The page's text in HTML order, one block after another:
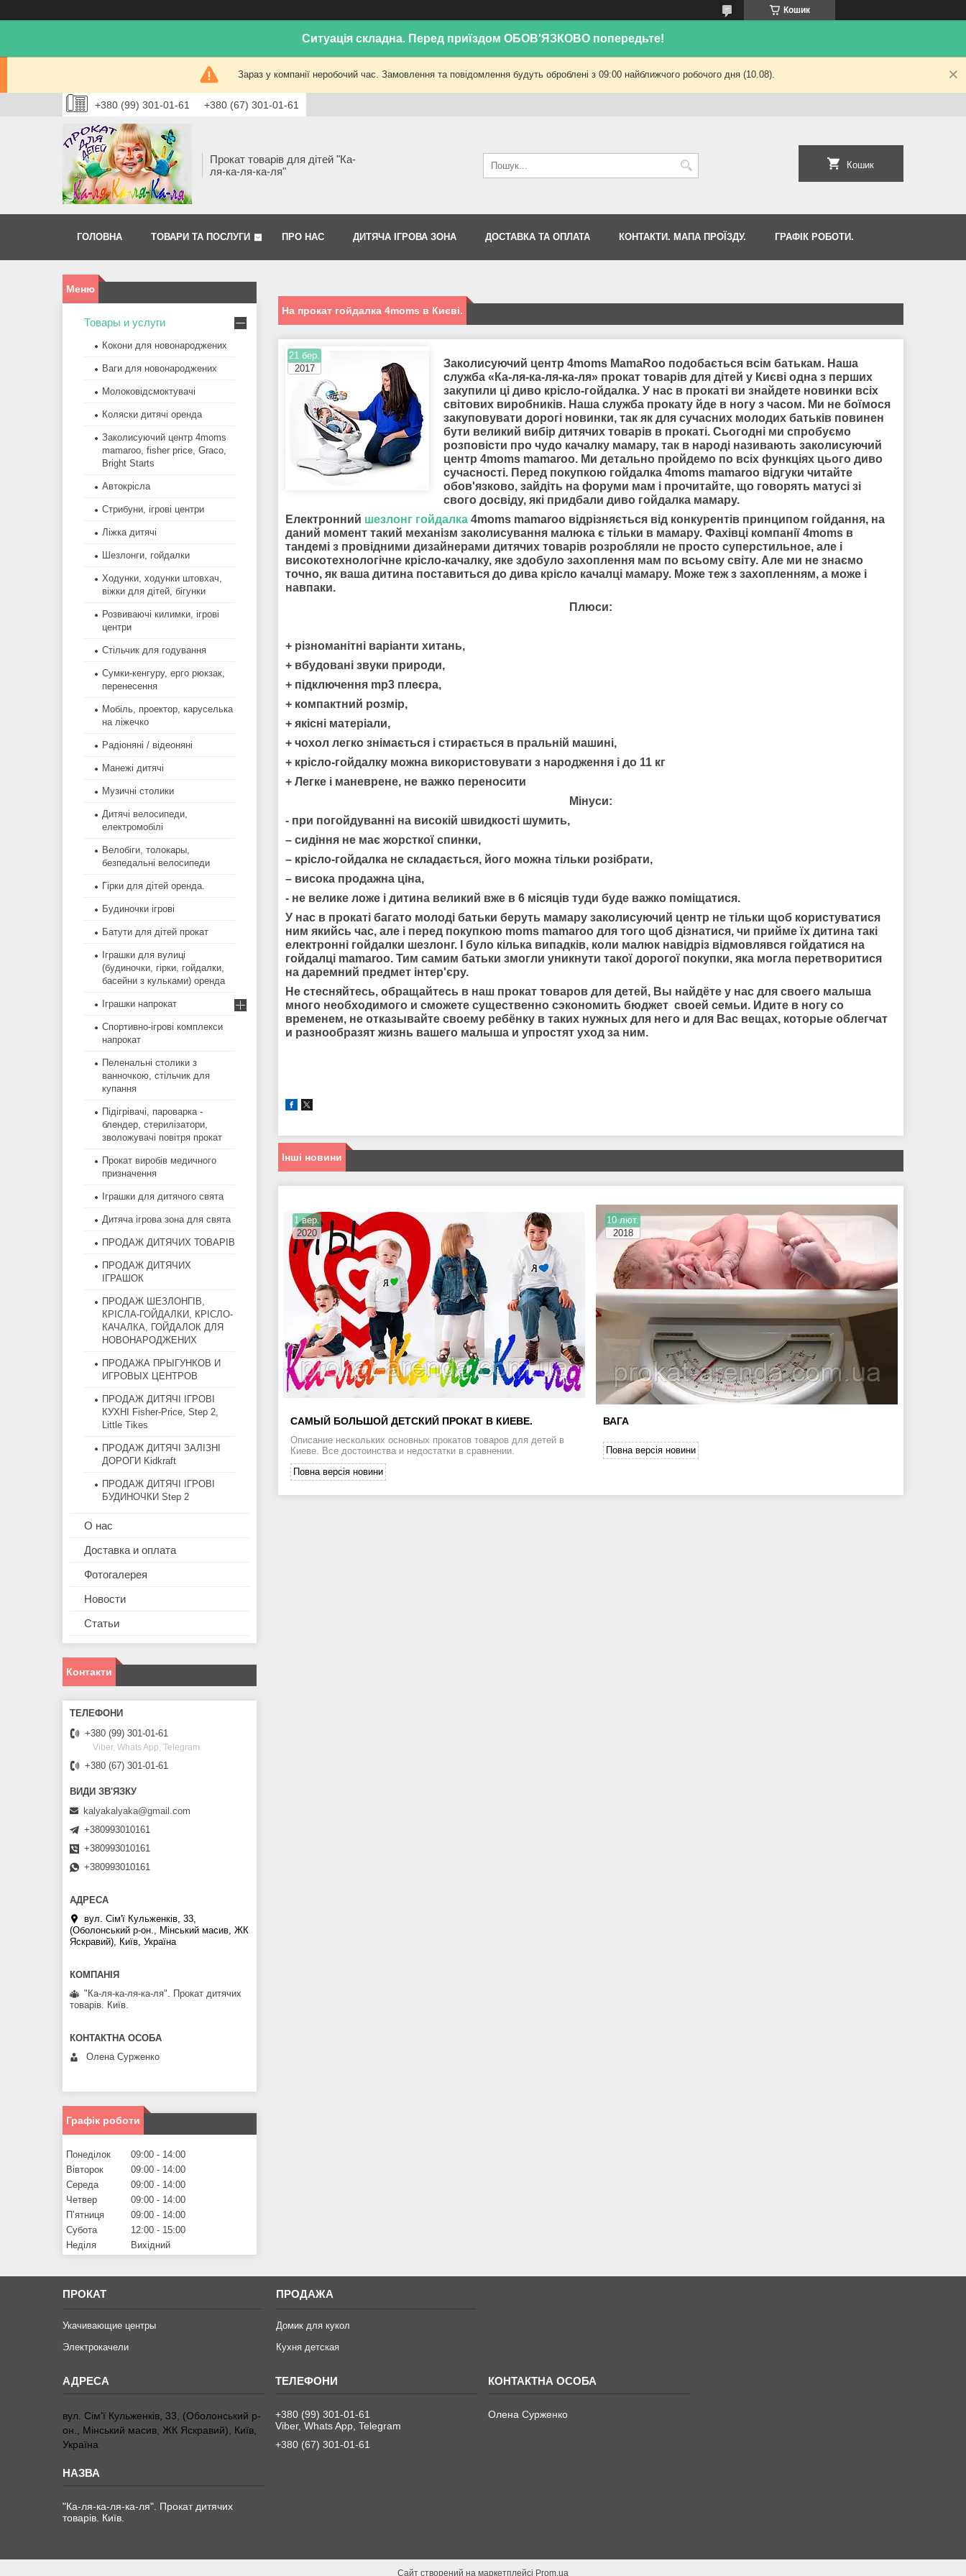
Кошик
Ситуація складна. Перед приїздом ОБОВ'ЯЗКОВО попередьте!
Зараз у компанії неробочий час. Замовлення та повідомлення будуть оброблені з 09:00 найближчого робочого дня (10.08).
+380 (99) 301-01-61 +380 (67) 301-01-61
Прокат товарів для дітей "Ка-
ля-ка-ля-ка-ля"
Кошик
ГОЛОВНА ТОВАРИ ТА ПОСЛУГИ ПРО НАС ДИТЯЧА ІГРОВА ЗОНА ДОСТАВКА ТА ОПЛАТА КОНТАКТИ. МАПА ПРОЇЗДУ. ГРАФІК РОБОТИ.
На прокат гойдалка 4moms в Києві.
21 бер.
2017
Заколисуючий центр 4moms MamaRoo подобається всім батькам. Наша
служба «Ка-ля-ка-ля-ка-ля» прокат товарів для дітей у Києві одна з перших
закупили ці диво крісло-гойдалка. У нас в прокаті ви знайдете новинки всіх
світових виробників. Наша служба прокату йде в ногу з часом. Ми не боїмося
закуповувати дорогі новинки, так як для сучасних молодих батьків повинен
бути великий вибір дитячих товарів в прокаті. Сьогодні ми спробуємо
розповісти про чудо качалку мамару, так в народі називають заколисуючий
центр 4moms mamaroo. Ми детально пройдемо по всіх функціях цього диво
сучасності. Перед покупкою гойдалка 4moms mamaroo відгуки читайте
обов'язково, зайдіть на форуми мам і прочитайте, що говорять матусі зі
свого досвіду, які придбали диво гойдалка мамару.
Електронний шезлонг гойдалка 4moms mamaroo відрізняється від конкурентів принципом гойдання, на
даний момент такий механізм заколисування малюка є тільки в мамару. Фахівці компанії 4moms в
тандемі з провідними дизайнерами дитячих товарів розробляли не просто суперстильное, але і
високотехнологічне крісло-качалку, яке здобуло захоплення мам по всьому світу. Але ми не знаємо
точно, як ваша дитина поставиться до дива крісло качалці мамару. Може теж з захопленням, а може і
навпаки.
Плюси:
+ різноманітні варіанти хитань,
+ вбудовані звуки природи,
+ підключення mp3 плеєра,
+ компактний розмір,
+ якісні матеріали,
+ чохол легко знімається і стирається в пральній машині,
+ крісло-гойдалку можна використовувати з народження і до 11 кг
+ Легке і маневрене, не важко переносити
Мінуси:
- при погойдуванні на високій швидкості шумить,
– сидіння не має жорсткої спинки,
– крісло-гойдалка не складається, його можна тільки розібрати,
– висока продажна ціна,
- не велике ложе і дитина великий вже в 6 місяців туди буде важко поміщатися.
У нас в прокаті багато молоді батьки беруть мамару заколисуючий центр не тільки щоб користуватися
ним якийсь час, але і перед покупкою moms mamaroo для того щоб дізнатися, чи прийме їх дитина такі
електронні гойдалки шезлонг. І було кілька випадків, коли малюк навідріз відмовлявся гойдатися на
гойдалці mamaroo. Тим самим батьки змогли уникнути такої дорогої покупки, яка могла перетворитися
на даремний предмет інтер'єру.
Не стесняйтесь, обращайтесь в наш прокат товаров для детей, Вы найдёте у нас для своего малыша
много необходимого и сможете существенно сэкономить бюджет своей семьи. Идите в ногу со
временем, не отказывайте своему ребёнку в таких нужных для него и для Вас вещах, которые облегчат
и разнообразят жизнь вашего малыша и упростят уход за ним.
Інші новини
1 вер.
2020
САМЫЙ БОЛЬШОЙ ДЕТСКИЙ ПРОКАТ В КИЕВЕ.
Описание нескольких основных прокатов товаров для детей в
Киеве. Все достоинства и недостатки в сравнении.
Повна версія новини
10 лют.
2018
ВАГА
Повна версія новини
Товары и услуги
Кокони для новонароджених
Ваги для новонароджених
Молоковідсмоктувачі
Коляски дитячі оренда
Заколисуючий центр 4moms
mamaroo, fisher price, Graco,
Bright Starts
Автокрісла
Стрибуни, ігрові центри
Ліжка дитячі
Шезлонги, гойдалки
Ходунки, ходунки штовхач,
віжки для дітей, бігунки
Розвиваючі килимки, ігрові
центри
Стільчик для годування
Сумки-кенгуру, ерго рюкзак,
перенесення
Мобіль, проектор, каруселька
на ліжечко
Радіоняні / відеоняні
Манежі дитячі
Музичні столики
Дитячі велосипеди,
електромобілі
Велобіги, толокары,
безпедальні велосипеди
Гірки для дітей оренда.
Будиночки ігрові
Батути для дітей прокат
Іграшки для вулиці
(будиночки, гірки, гойдалки,
басейни з кульками) оренда
Іграшки напрокат
Спортивно-ігрові комплекси
напрокат
Пеленальні столики з
ванночкою, стільчик для
купання
Підігрівачі, пароварка -
блендер, стерилізатори,
зволожувачі повітря прокат
Прокат виробів медичного
призначення
Іграшки для дитячого свята
Дитяча ігрова зона для свята
ПРОДАЖ ДИТЯЧИХ ТОВАРІВ
ПРОДАЖ ДИТЯЧИХ
ІГРАШОК
ПРОДАЖ ШЕЗЛОНГІВ,
КРІСЛА-ГОЙДАЛКИ, КРІСЛО-
КАЧАЛКА, ГОЙДАЛОК ДЛЯ
НОВОНАРОДЖЕНИХ
ПРОДАЖА ПРЫГУНКОВ И
ИГРОВЫХ ЦЕНТРОВ
ПРОДАЖ ДИТЯЧІ ІГРОВІ
КУХНІ Fisher-Price, Step 2,
Little Tikes
ПРОДАЖ ДИТЯЧІ ЗАЛІЗНІ
ДОРОГИ Kidkraft
ПРОДАЖ ДИТЯЧІ ІГРОВІ
БУДИНОЧКИ Step 2
О нас
Доставка и оплата
Фотогалерея
Новости
Статьи
Контакти
+380 (99) 301-01-61
Viber, Whats App, Telegram
+380 (67) 301-01-61
kalyakalyaka@gmail.com
+380993010161
+380993010161
+380993010161
вул. Сім'ї Кульженків, 33,
(Оболонський р-он., Мінський масив, ЖК
Яскравий), Київ, Україна
"Ка-ля-ка-ля-ка-ля". Прокат дитячих
товарів. Київ.
Олена Сурженко
Графік роботи
Понеділок 09:00
14:00
Вівторок
09:00
14:00
Середа
09:00
14:00
Четвер
09:00
14:00
Пʼятниця
09:00
14:00
Субота
12:00
15:00
Неділя
Вихідний
ПРОКАТ
Укачивающие центры
Электрокачели
ПРОДАЖА
Домик для кукол
Кухня детская
вул. Сім'ї Кульженків, 33, (Оболонський р-
он., Мінський масив, ЖК Яскравий), Київ,
Україна
"Ка-ля-ка-ля-ка-ля". Прокат дитячих
товарів. Київ.
+380 (99) 301-01-61
Viber, Whats App, Telegram
+380 (67) 301-01-61
Олена Сурженко
Сайт створений на маркетплейсі Prom.ua